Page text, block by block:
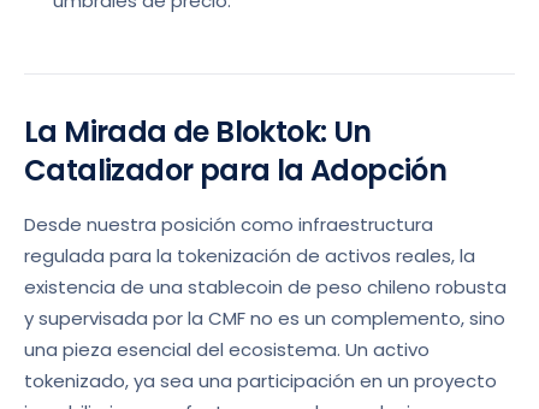
La Mirada de Bloktok: Un
Catalizador para la Adopción
Desde nuestra posición como infraestructura
regulada para la tokenización de activos reales, la
existencia de una stablecoin de peso chileno robusta
y supervisada por la CMF no es un complemento, sino
una pieza esencial del ecosistema. Un activo
tokenizado, ya sea una participación en un proyecto